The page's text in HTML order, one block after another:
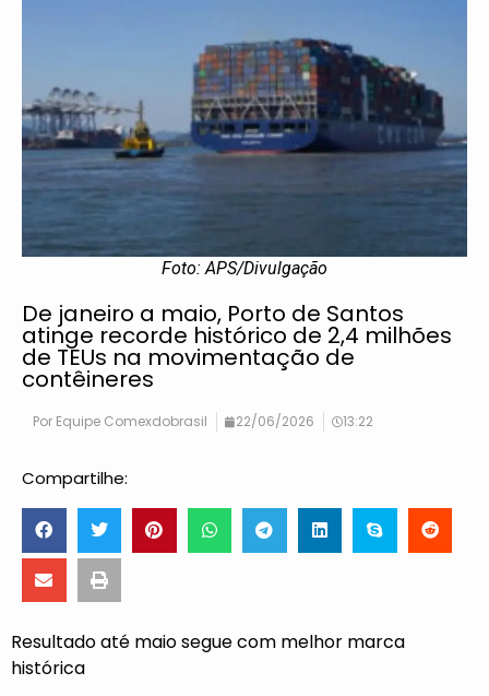
Foto: APS/Divulgação
De janeiro a maio, Porto de Santos
atinge recorde histórico de 2,4 milhões
de TEUs na movimentação de
contêineres
Por Equipe Comexdobrasil 22/06/2026 13:22
Compartilhe:
Resultado até maio segue com melhor marca
histórica